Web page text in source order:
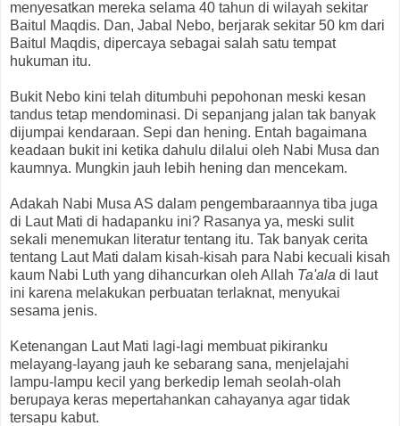
menyesatkan mereka selama 40 tahun di wilayah sekitar
Baitul Maqdis. Dan, Jabal Nebo, berjarak sekitar 50 km dari
Baitul Maqdis, dipercaya sebagai salah satu tempat
hukuman itu.
Bukit Nebo kini telah ditumbuhi pepohonan meski kesan
tandus tetap mendominasi. Di sepanjang jalan tak banyak
dijumpai kendaraan. Sepi dan hening. Entah bagaimana
keadaan bukit ini ketika dahulu dilalui oleh Nabi Musa dan
kaumnya. Mungkin jauh lebih hening dan mencekam.
Adakah Nabi Musa AS dalam pengembaraannya tiba juga
di Laut Mati di hadapanku ini? Rasanya ya, meski sulit
sekali menemukan literatur tentang itu. Tak banyak cerita
tentang Laut Mati dalam kisah-kisah para Nabi kecuali kisah
kaum Nabi Luth yang dihancurkan oleh Allah Ta'ala di laut
ini karena melakukan perbuatan terlaknat, menyukai
sesama jenis.
Ketenangan Laut Mati lagi-lagi membuat pikiranku
melayang-layang jauh ke sebarang sana, menjelajahi
lampu-lampu kecil yang berkedip lemah seolah-olah
berupaya keras mepertahankan cahayanya agar tidak
tersapu kabut.